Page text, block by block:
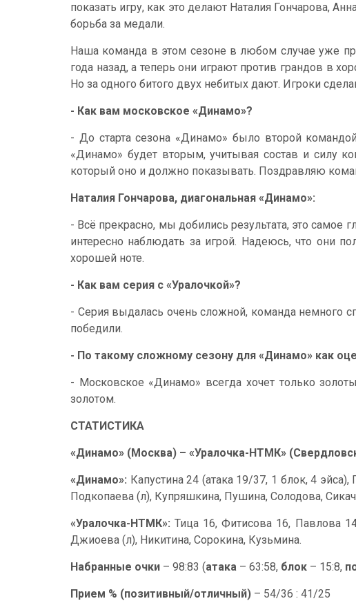
показать игру, как это делают Наталия Гончарова,
борьба за медали.
Наша команда в этом сезоне в любом случае уже
года назад, а теперь они играют против грандов в
Но за одного битого двух небитых дают. Игроки
- Как вам московское «Динамо»?
- До старта сезона «Динамо» было второй
«Динамо» будет вторым, учитывая состав и силу
который оно и должно показывать. Поздравляю
Наталия Гончарова, диагональная «Динамо»:
- Всё прекрасно, мы добились результата, это
интересно наблюдать за игрой. Надеюсь, что они
хорошей ноте.
- Как вам серия с «Уралочкой»?
- Серия выдалась очень сложной, команда немного
победили.
- По такому сложному сезону для «Динамо» как
- Московское «Динамо» всегда хочет только
золотом.
СТАТИСТИКА
«Динамо» (Москва) – «Уралочка-НТМК»
«Динамо»: Капустина 24 (атака 19/37, 1 блок, 4
Подкопаева (л), Купряшкина, Пушина, Солодова,
«Уралочка-НТМК»: Тица 16, Фитисова 16, Павлова
Джиоева (л), Никитина, Сорокина, Кузьмина.
Набранные очки – 98:83 (атака – 63:58, блок – 15:8,
Прием % (позитивный/отличный) – 54/36 : 41/25